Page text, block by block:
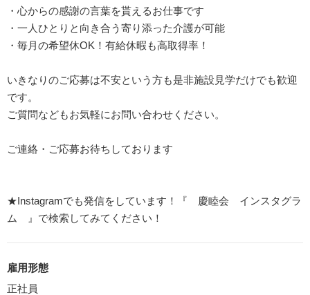
・心からの感謝の言葉を貰えるお仕事です
・一人ひとりと向き合う寄り添った介護が可能
・毎月の希望休OK！有給休暇も高取得率！
いきなりのご応募は不安という方も是非施設見学だけでも歓迎
です。
ご質問などもお気軽にお問い合わせください。
ご連絡・ご応募お待ちしております
★Instagramでも発信をしています！『 慶睦会 インスタグラ
ム 』で検索してみてください！
雇用形態
正社員